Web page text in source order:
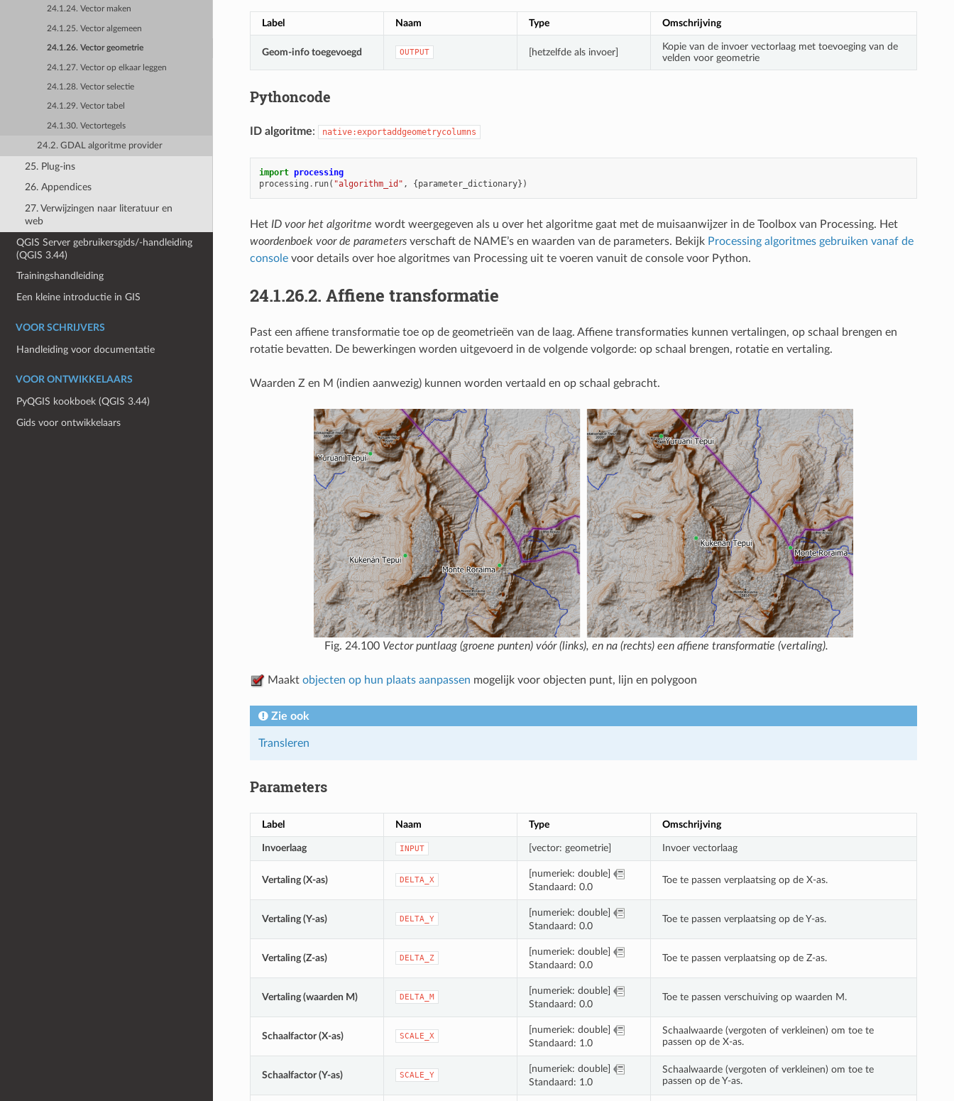
24.1.24. Vector maken
24.1.25. Vector algemeen
24.1.26. Vector geometrie
24.1.27. Vector op elkaar leggen
24.1.28. Vector selectie
24.1.29. Vector tabel
24.1.30. Vectortegels
24.2. GDAL algoritme provider
25. Plug-ins
26. Appendices
27. Verwijzingen naar literatuur en
web
QGIS Server gebruikersgids/-handleiding
(QGIS 3.44)
Trainingshandleiding
Een kleine introductie in GIS
VOOR SCHRIJVERS
Handleiding voor documentatie
VOOR ONTWIKKELAARS
PyQGIS kookboek (QGIS 3.44)
Gids voor ontwikkelaars
Label Naam Type Omschrijving
Geom-info toegevoegd OUTPUT [hetzelfde als invoer]
Kopie van de invoer vectorlaag met toevoeging van de
velden voor geometrie
Pythoncode
ID algoritme: native:exportaddgeometrycolumns
import processing
processing . run( "algorithm_id" , {parameter_dictionary})
Het ID voor het algoritme wordt weergegeven als u over het algoritme gaat met de muisaanwijzer in de Toolbox van Processing. Het
woordenboek voor de parametersverschaft de NAME’s en waarden van de parameters. Bekijk Processing algoritmes gebruiken vanaf de
consolevoor details over hoe algoritmes van Processing uit te voeren vanuit de console voor Python.
24.1.26.2. Affiene transformatie
Past een affiene transformatie toe op de geometrieën van de laag. Affiene transformaties kunnen vertalingen, op schaal brengen en
rotatie bevatten. De bewerkingen worden uitgevoerd in de volgende volgorde: op schaal brengen, rotatie en vertaling.
Waarden Z en M (indien aanwezig) kunnen worden vertaald en op schaal gebracht.
Fig. 24.100 Vector puntlaag (groene punten) vóór (links), en na (rechts) een affiene transformatie (vertaling).
Maakt objecten op hun plaats aanpassen mogelijk voor objecten punt, lijn en polygoon
Zie ook
Transleren
Parameters
Label Naam Type Omschrijving
Invoerlaag INPUT [vector: geometrie] Invoer vectorlaag
Vertaling (X-as) DELTA_X
[numeriek: double]
Standaard: 0.0
Toe te passen verplaatsing op de X-as.
Vertaling (Y-as) DELTA_Y
[numeriek: double]
Standaard: 0.0
Toe te passen verplaatsing op de Y-as.
Vertaling (Z-as) DELTA_Z
[numeriek: double]
Standaard: 0.0
Toe te passen verplaatsing op de Z-as.
Vertaling (waarden M) DELTA_M
[numeriek: double]
Standaard: 0.0
Toe te passen verschuiving op waarden M.
Schaalfactor (X-as) SCALE_X
[numeriek: double]
Standaard: 1.0
Schaalwaarde (vergoten of verkleinen) om toe te
passen op de X-as.
Schaalfactor (Y-as) SCALE_Y
[numeriek: double]
Standaard: 1.0
Schaalwaarde (vergoten of verkleinen) om toe te
passen op de Y-as.